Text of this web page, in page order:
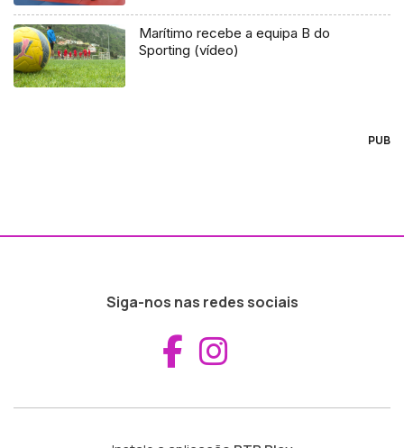
Marítimo recebe a equipa B do
Sporting (vídeo)
PUB
Siga-nos nas redes sociais
Aceder ao